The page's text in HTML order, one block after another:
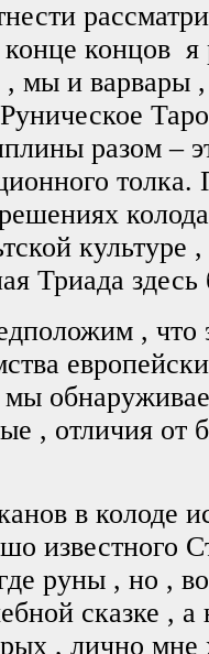
концов
мы и варвары
разом –
культуре
Триада
,
, отличия от
в колоде
известного
руны , но ,
сказке ,
, лично мне